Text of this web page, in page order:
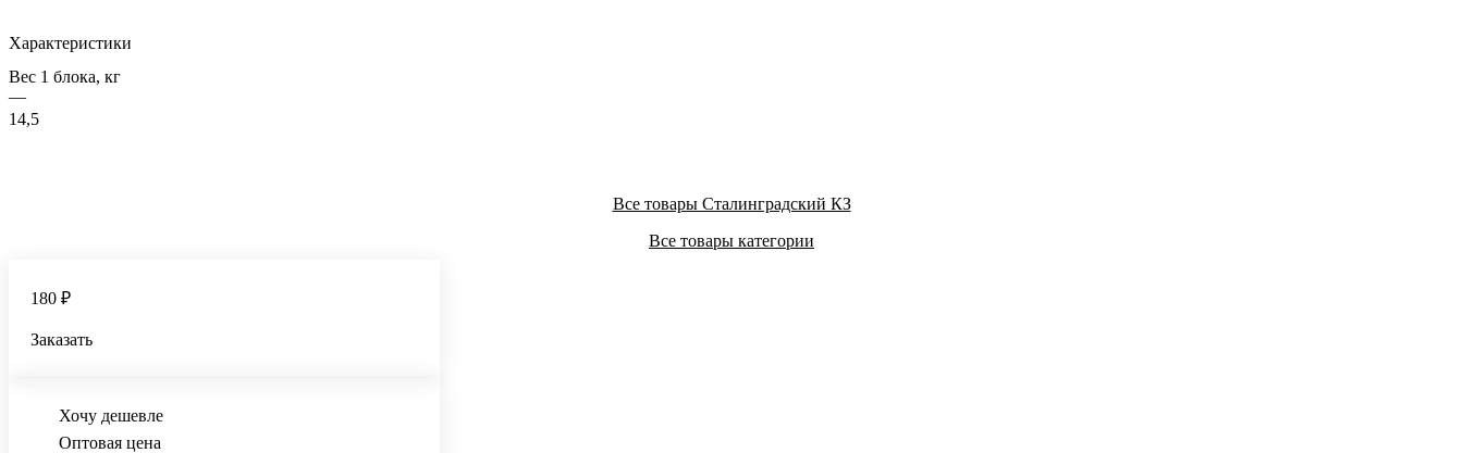
Характеристики
Вес 1 блока, кг
—
14,5
Все товары Сталинградский КЗ
Все товары категории
180 ₽
Заказать
Хочу дешевле
Оптовая цена